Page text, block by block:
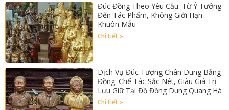
Đúc Đồng Theo Yêu Cầu: Từ Ý Tưởng
Đến Tác Phẩm, Không Giới Hạn
Khuôn Mẫu
Chi tiết »
Dịch Vụ Đúc Tượng Chân Dung Bằng
Đồng: Chế Tác Sắc Nét, Giàu Giá Trị
Lưu Giữ Tại Đồ Đồng Dung Quang Hà
Chi tiết »